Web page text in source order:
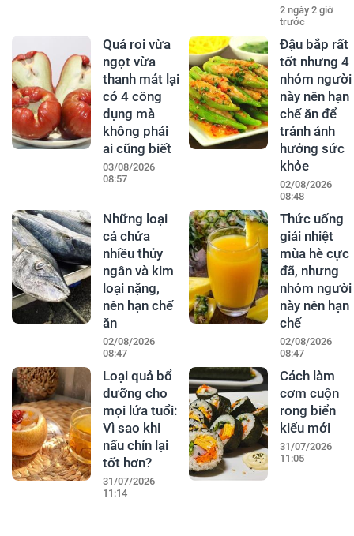
2 ngày 2 giờ
trước
Quả roi vừa
ngọt vừa
thanh mát lại
có 4 công
dụng mà
không phải
ai cũng biết
03/08/2026
08:57
Đậu bắp rất
tốt nhưng 4
nhóm người
này nên hạn
chế ăn để
tránh ảnh
hưởng sức
khỏe
02/08/2026
08:48
Những loại
cá chứa
nhiều thủy
ngân và kim
loại nặng,
nên hạn chế
ăn
02/08/2026
08:47
Thức uống
giải nhiệt
mùa hè cực
đã, nhưng
nhóm người
này nên hạn
chế
02/08/2026
08:47
Loại quả bổ
dưỡng cho
mọi lứa tuổi:
Vì sao khi
nấu chín lại
tốt hơn?
31/07/2026
11:14
Cách làm
cơm cuộn
rong biển
kiểu mới
31/07/2026
11:05